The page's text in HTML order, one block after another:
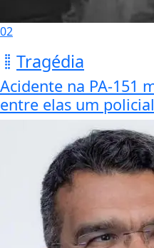
02
Tragédia
Acidente na PA-151
entre elas um